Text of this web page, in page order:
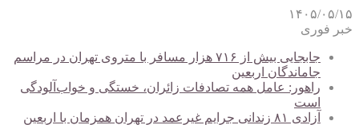
۱۴۰۵/۰۵/۱۵
خبر فوری
جابجایی بیش از ۷۱۶ هزار مسافر با متروی تهران در مراسم
جاماندگان اربعین
راهور: عامل همه تصادفات زائران، خستگی و خواب‌آلودگی
است
آزادی ۸۱ زندانی جرایم غیرعمد در تهران همزمان با اربعین